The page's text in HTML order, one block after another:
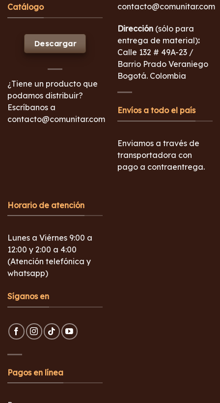
Catálogo
Descargar
¿Tiene un producto que
podamos distribuir?
Escríbanos a
contacto@comunitar.com
contacto@comunitar.com
Dirección (sólo para
entrega de material):
Calle 132 # 49A-23 /
Barrio Prado Veraniego
Bogotá. Colombia
Envíos a todo el país
Enviamos a través de
transportadora con
pago a contraentrega.
Horario de atención
Lunes a Viérnes 9:00 a
12:00 y 2:00 a 4:00
(Atención telefónica y
whatsapp)
Síganos en
Pagos en línea